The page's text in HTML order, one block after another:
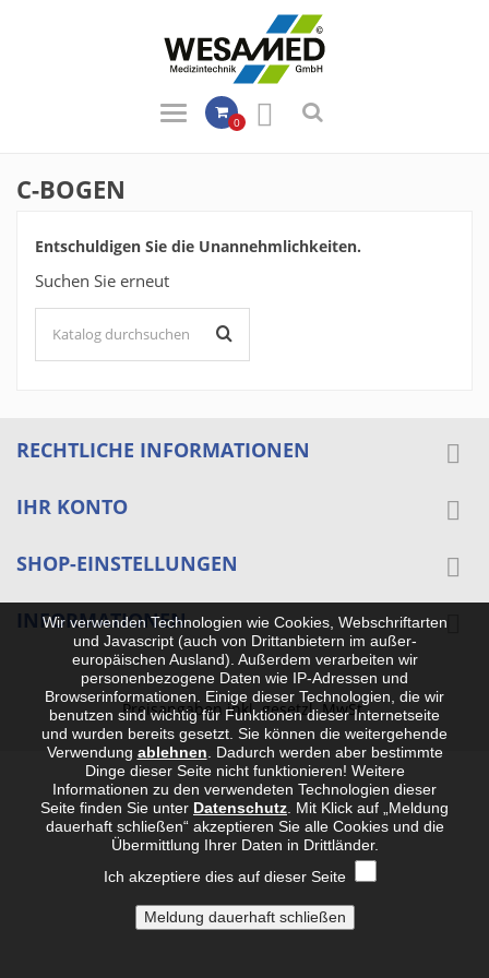
0 
C-BOGEN
Entschuldigen Sie die Unannehmlichkeiten.
Suchen Sie erneut
RECHTLICHE INFORMATIONEN 
IHR KONTO 
SHOP-EINSTELLUNGEN 
INFORMATIONEN 
Preisangaben inkl. gesetzl. MwSt.
Wir verwenden Technologien wie Cookies, Webschriftarten
und Javascript (auch von Drittanbietern im außer-
europäischen Ausland). Außerdem verarbeiten wir
personenbezogene Daten wie IP-Adressen und
Browserinformationen. Einige dieser Technologien, die wir
benutzen sind wichtig für Funktionen dieser Internetseite
und wurden bereits gesetzt. Sie können die weitergehende
Verwendung ablehnen
Dadurch werden aber bestimmte
Dinge dieser Seite nicht funktionieren! Weitere
Informationen zu den verwendeten Technologien dieser
Seite finden Sie unter Datenschutz . Mit Klick auf „Meldung
dauerhaft schließen“ akzeptieren Sie alle Cookies und die
Übermittlung Ihrer Daten in Drittländer.
Ich akzeptiere dies auf dieser Seite